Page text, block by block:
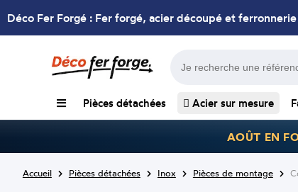
Déco Fer Forgé : Fer forgé, acier découpé et
Pièces détachées Acier sur mesure
AOÛT EN
Accueil Pièces détachées Inox Pièces de montage